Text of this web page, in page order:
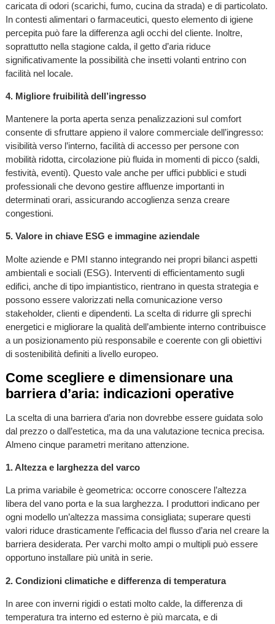
caricata di odori (scarichi, fumo, cucina da strada) e di particolato.
In contesti alimentari o farmaceutici, questo elemento di igiene
percepita può fare la differenza agli occhi del cliente. Inoltre,
soprattutto nella stagione calda, il getto d’aria riduce
significativamente la possibilità che insetti volanti entrino con
facilità nel locale.
4. Migliore fruibilità dell’ingresso
Mantenere la porta aperta senza penalizzazioni sul comfort
consente di sfruttare appieno il valore commerciale dell’ingresso:
visibilità verso l’interno, facilità di accesso per persone con
mobilità ridotta, circolazione più fluida in momenti di picco (saldi,
festività, eventi). Questo vale anche per uffici pubblici e studi
professionali che devono gestire affluenze importanti in
determinati orari, assicurando accoglienza senza creare
congestioni.
5. Valore in chiave ESG e immagine aziendale
Molte aziende e PMI stanno integrando nei propri bilanci aspetti
ambientali e sociali (ESG). Interventi di efficientamento sugli
edifici, anche di tipo impiantistico, rientrano in questa strategia e
possono essere valorizzati nella comunicazione verso
stakeholder, clienti e dipendenti. La scelta di ridurre gli sprechi
energetici e migliorare la qualità dell’ambiente interno contribuisce
a un posizionamento più responsabile e coerente con gli obiettivi
di sostenibilità definiti a livello europeo.
Come scegliere e dimensionare una
barriera d’aria: indicazioni operative
La scelta di una barriera d’aria non dovrebbe essere guidata solo
dal prezzo o dall’estetica, ma da una valutazione tecnica precisa.
Almeno cinque parametri meritano attenzione.
1. Altezza e larghezza del varco
La prima variabile è geometrica: occorre conoscere l’altezza
libera del vano porta e la sua larghezza. I produttori indicano per
ogni modello un’altezza massima consigliata; superare questi
valori riduce drasticamente l’efficacia del flusso d’aria nel creare la
barriera desiderata. Per varchi molto ampi o multipli può essere
opportuno installare più unità in serie.
2. Condizioni climatiche e differenza di temperatura
In aree con inverni rigidi o estati molto calde, la differenza di
temperatura tra interno ed esterno è più marcata, e di